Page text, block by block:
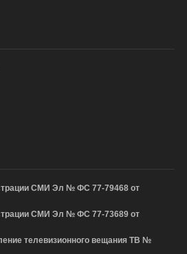
СМИ Эл № ФС 77-79468 от
СМИ Эл № ФС 77-73689 от
телевизионного вещания ТВ №